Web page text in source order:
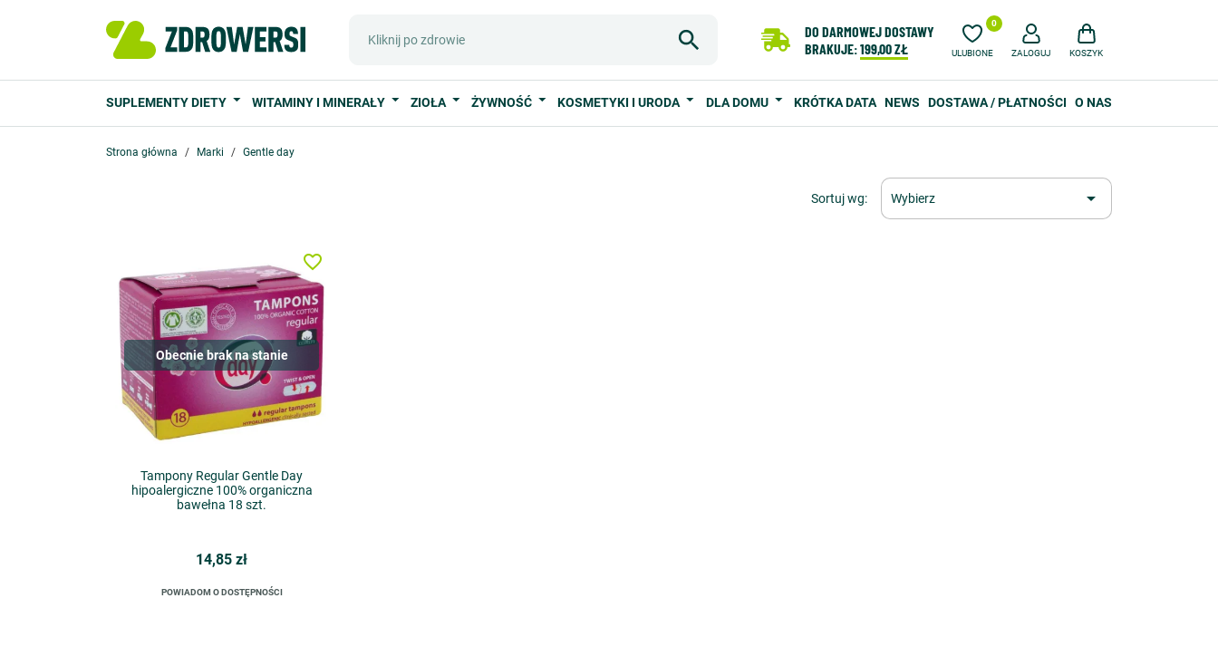
DO DARMOWEJ DOSTAWY
BRAKUJE:199,00 ZŁ ULUBIONE
0
ZALOGUJ KOSZYK
SUPLEMENTY DIETY WITAMINY I MINERAŁY ZIOŁA ŻYWNOŚĆ KOSMETYKI I URODA DLA DOMU KRÓTKA DATA NEWS DOSTAWA / PŁATNOŚCI O NAS
Strona główna Marki Gentle day
Sortuj wg: Wybierz 
Obecnie brak na stanie
Tampony Regular Gentle Day
hipoalergiczne 100% organiczna
bawełna 18 szt.
14,85 zł
POWIADOM O DOSTĘPNOŚCI
favorite_border